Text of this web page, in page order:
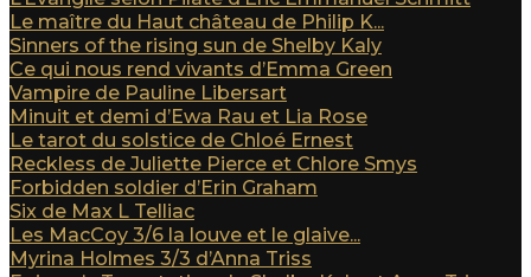
Le maître du Haut château de Philip K...
Sinners of the rising sun de Shelby Kaly
Ce qui nous rend vivants d’Emma Green
Vampire de Pauline Libersart
Minuit et demi d’Ewa Rau et Lia Rose
Le tarot du solstice de Chloé Ernest
Reckless de Juliette Pierce et Chlore Smys
Forbidden soldier d’Erin Graham
Six de Max L Telliac
Les MacCoy 3/6 la louve et le glaive...
Myrina Holmes 3/3 d’Anna Triss